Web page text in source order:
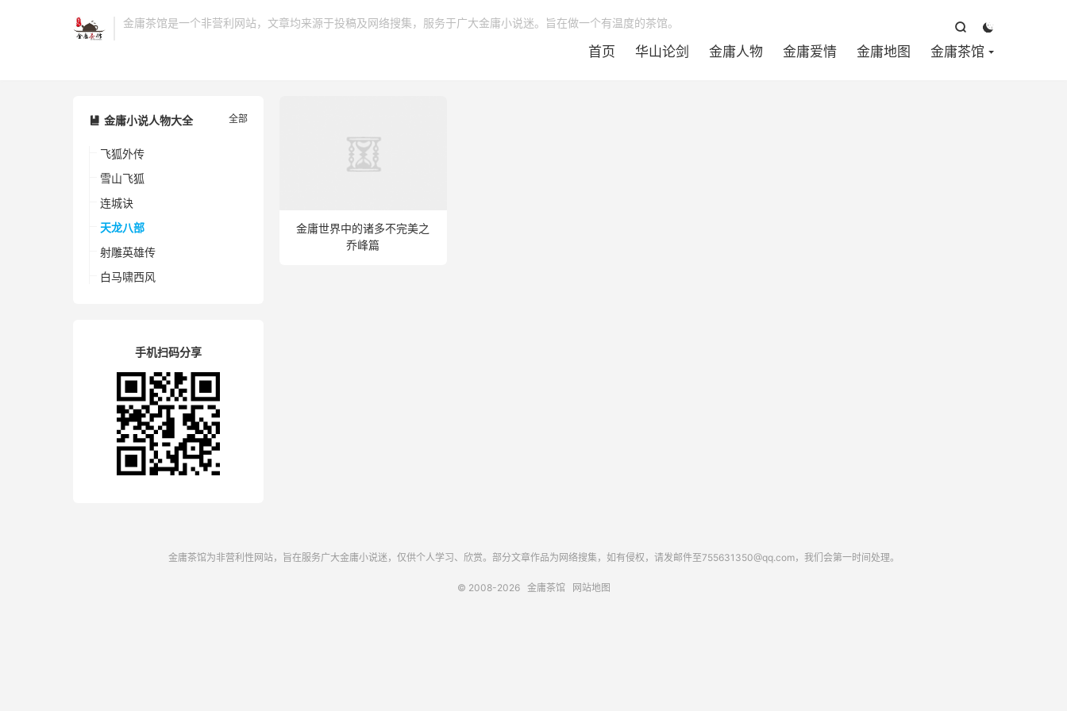
金庸茶馆是一个非营利网站，文章均来源于投稿及网络搜集，服务于广大金庸小说迷。旨在做一个有温度的茶馆。 

首页 华山论剑 金庸人物 金庸爱情 金庸地图 金庸茶馆
全部
 金庸小说人物大全
飞狐外传
雪山飞狐
连城诀
天龙八部
射雕英雄传
白马啸西风
手机扫码分享
金庸世界中的诸多不完美之
乔峰篇
金庸茶馆为非营利性网站，旨在服务广大金庸小说迷，仅供个人学习、欣赏。部分文章作品为网络搜集，如有侵权，请发邮件至755631350@qq.com，我们会第一时间处理。
© 2008-2026 金庸茶馆 网站地图